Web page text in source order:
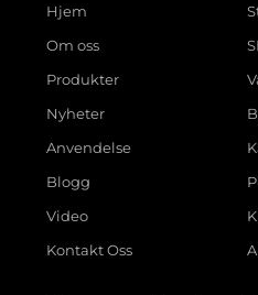
Hjem
Om oss
Produkter
Nyheter
Anvendelse
Blogg
Video
Kontakt Oss